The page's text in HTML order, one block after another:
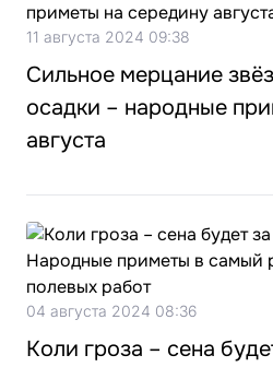
11 августа 2024 09:38
Сильное мерцание
осадки – народные
августа
04 августа 2024 08:36
Коли гроза – сена